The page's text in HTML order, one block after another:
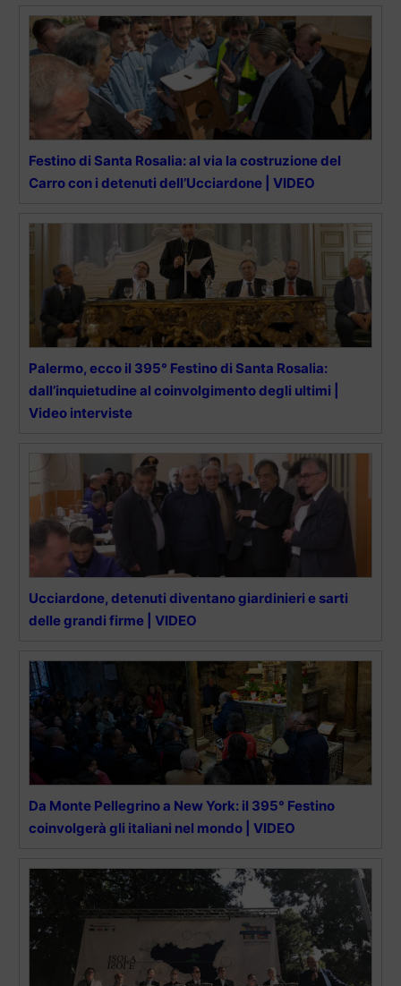
Festino di Santa Rosalia: al via la costruzione del
Carro con i detenuti dell’Ucciardone | VIDEO
Palermo, ecco il 395° Festino di Santa Rosalia:
dall’inquietudine al coinvolgimento degli ultimi |
Video interviste
Ucciardone, detenuti diventano giardinieri e sarti
delle grandi firme | VIDEO
Da Monte Pellegrino a New York: il 395° Festino
coinvolgerà gli italiani nel mondo | VIDEO